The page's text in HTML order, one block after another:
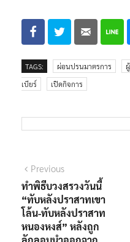
TAGS: ผ่อนปรนมาตรการ
เบียร์
เปิดกิจการ
แนะแนว
เรื่อง
PreviousPrevious
post:
ทำพิธีบวงสรวงวันนี้
“ทับหลังปราสาทเขา
โล้น-ทับหลังปราสาท
หนองหงส์” หลังถูก